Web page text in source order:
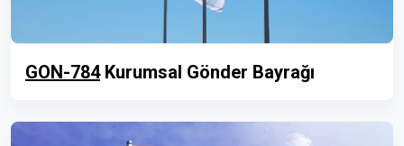
GON-784Kurumsal Gönder Bayrağı